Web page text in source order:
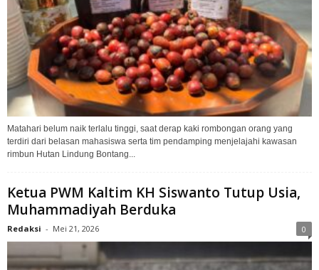
Matahari belum naik terlalu tinggi, saat derap kaki rombongan orang yang
terdiri dari belasan mahasiswa serta tim pendamping menjelajahi kawasan
rimbun Hutan Lindung Bontang...
Ketua PWM Kaltim KH Siswanto Tutup Usia,
Muhammadiyah Berduka
Redaksi - Mei 21, 2026 0